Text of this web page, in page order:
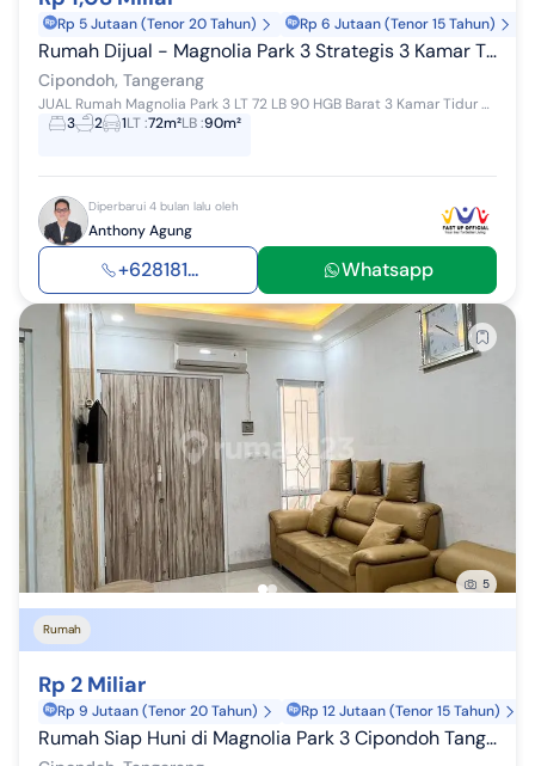
Rp 5 Jutaan (Tenor 20 Tahun) Rp 6 Jutaan (Tenor 15 Tahun)
Rumah Dijual - Magnolia Park 3 Strategis 3 Kamar Tidur 1M Nett
Cipondoh, Tangerang
JUAL Rumah Magnolia Park 3 LT 72 LB 90 HGB Barat 3 Kamar Tidur 2 Kamar Mandi Harga : 1,08 M (nego) ​ Lokasi Strategis di Sekitar Magnolia Park ...
3
2 1LT:72m²LB:90m²
Diperbarui 4 bulan lalu oleh
Anthony Agung
+628181... Whatsapp
5
Rumah
Rp 2 Miliar
Rp 9 Jutaan (Tenor 20 Tahun) Rp 12 Jutaan (Tenor 15 Tahun)
Rumah Siap Huni di Magnolia Park 3 Cipondoh Tangerang Strategis